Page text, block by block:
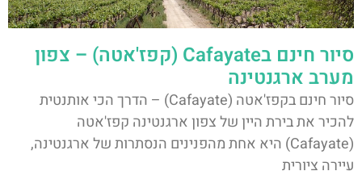
סיור חינם בCafayate (קפז'אטה) – צפון
מערב ארגנטינה
סיור חינם בקפז'אטה (Cafayate) – הדרך הכי אותנטית
להכיר את בירת היין של צפון ארגנטינה קפז'אטה
(Cafayate) היא אחת מהפנינים הנסתרות של ארגנטינה,
עיירה ציורית